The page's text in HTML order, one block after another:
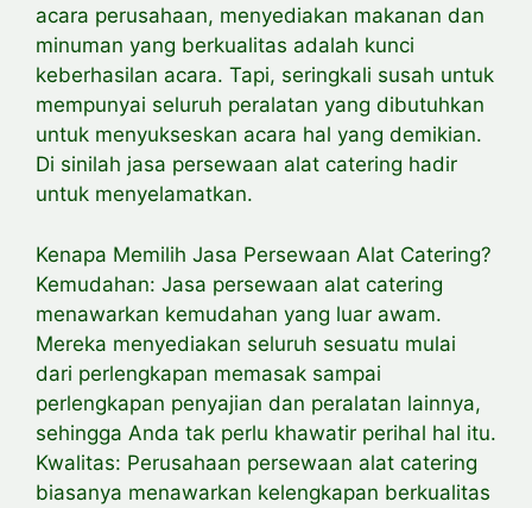
acara perusahaan, menyediakan makanan dan
minuman yang berkualitas adalah kunci
keberhasilan acara. Tapi, seringkali susah untuk
mempunyai seluruh peralatan yang dibutuhkan
untuk menyukseskan acara hal yang demikian.
Di sinilah jasa persewaan alat catering hadir
untuk menyelamatkan.
Kenapa Memilih Jasa Persewaan Alat Catering?
Kemudahan: Jasa persewaan alat catering
menawarkan kemudahan yang luar awam.
Mereka menyediakan seluruh sesuatu mulai
dari perlengkapan memasak sampai
perlengkapan penyajian dan peralatan lainnya,
sehingga Anda tak perlu khawatir perihal hal itu.
Kwalitas: Perusahaan persewaan alat catering
biasanya menawarkan kelengkapan berkualitas